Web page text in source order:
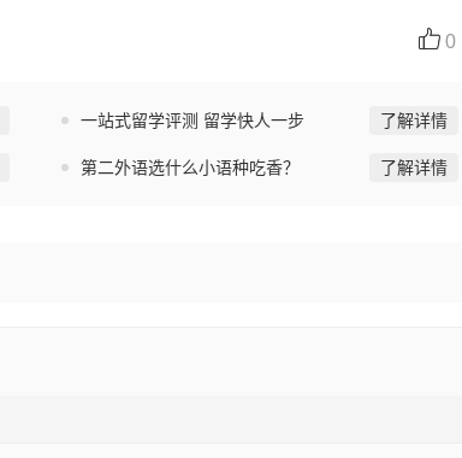
0
一站式留学评测 留学快人一步 了解详情
第二外语选什么小语种吃香？ 了解详情